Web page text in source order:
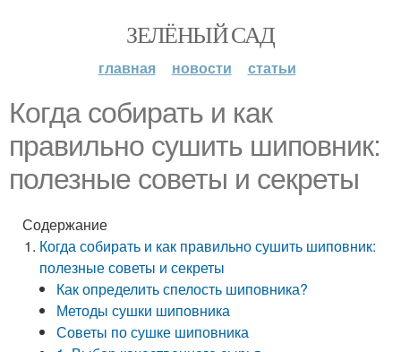
ЗЕЛЁНЫЙ САД
главная новости статьи
Когда собирать и как
правильно сушить шиповник:
полезные советы и секреты
Содержание
Когда собирать и как правильно сушить шиповник:
полезные советы и секреты
Как определить спелость шиповника?
Методы сушки шиповника
Советы по сушке шиповника